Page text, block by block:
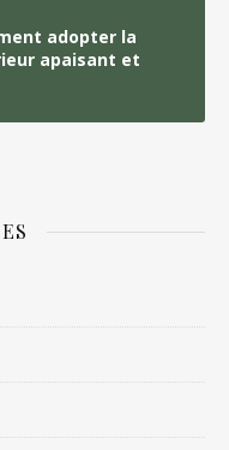
adopter la
apaisant et